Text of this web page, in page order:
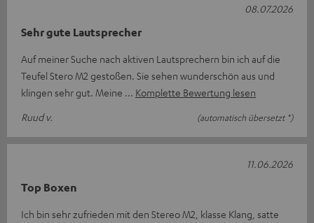
Sehr gute Lautsprecher
Auf meiner Suche nach aktiven Lautsprechern bin ich auf die
Teufel Stero M2 gestoßen. Sie sehen wunderschön aus und
klingen sehr gut. Meine
Komplette Bewertung lesen
Ruud v.
(automatisch übersetzt *)
08.07.2026
Top Boxen
Ich bin sehr zufrieden mit den Stereo M2, klasse Klang, satte
11.06.2026